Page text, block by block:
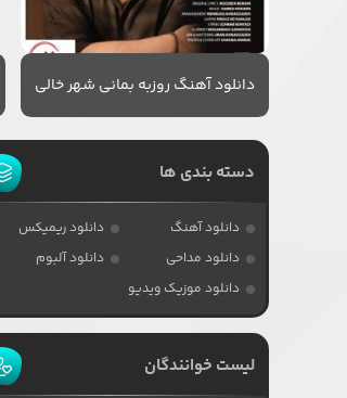
دانلود آهنگ روزبه بمانی شهر خالی
دسته بندی ها
دانلود آهنگ
دانلود ریمیکس
دانلود مداحی
دانلود آلبوم
دانلود موزیک ویدیو
لیست خوانندگان